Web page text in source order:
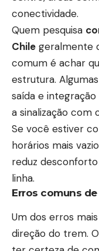
conectividade.
Quem pesquisa
Chile geralmente
comum é achar
estrutura.
saída e
a sinalização com
Se você estiver
horários mais
reduz
linha.
Erros comuns
Um dos erros
direção do trem.